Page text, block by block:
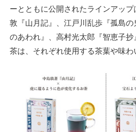
モノづくり技術者専門サイト
エレクトロニクス専門サイト
電子設計の基本と応用
エネルギーの専門メディア
ちょっと気になるネットの話題
ーとともに公開されたラインアッ
敦『山月記』、江戸川乱歩『孤島
のあわれ』、高村光太郎『智恵子
茶は、それぞれ使用する茶葉や味わ